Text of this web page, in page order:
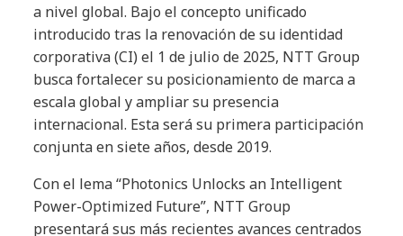
a nivel global. Bajo el concepto unificado
introducido tras la renovación de su identidad
corporativa (CI) el 1 de julio de 2025, NTT Group
busca fortalecer su posicionamiento de marca a
escala global y ampliar su presencia
internacional. Esta será su primera participación
conjunta en siete años, desde 2019.
Con el lema “Photonics Unlocks an Intelligent
Power-Optimized Future”, NTT Group
presentará sus más recientes avances centrados